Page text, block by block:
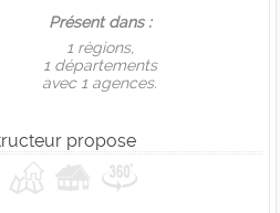
Présent dans :
1 règions,
1 départements
avec 1 agences.
propose